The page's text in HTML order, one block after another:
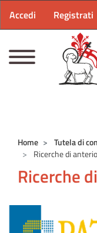
Menu profilo
Accedi Registrati
Home Tutela di
Ricerche di
Ricerche